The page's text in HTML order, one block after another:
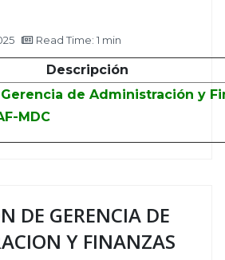
Read Time: 1 min
Descripción
de Administración y
MDC
DE GERENCIA DE
Y FINANZAS